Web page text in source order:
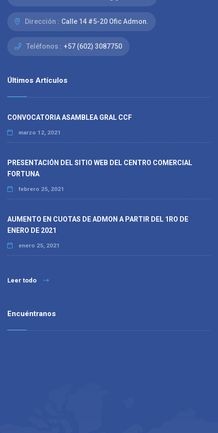
Dirección : Calle 14 #5-20 Ofic Admon.
Teléfonos : +57 (602) 3087750
Últimos Artículos
CONVOCATORIA ASAMBLEA GRAL CCF
marzo 12, 2021
PRESENTACIÓN DEL SITIO WEB DEL CENTRO COMERCIAL
FORTUNA
febrero 25, 2021
AUMENTO EN CUOTAS DE ADMON A PARTIR DEL 1RO DE
ENERO DE 2021
enero 25, 2021
Leer todo
Encuéntranos